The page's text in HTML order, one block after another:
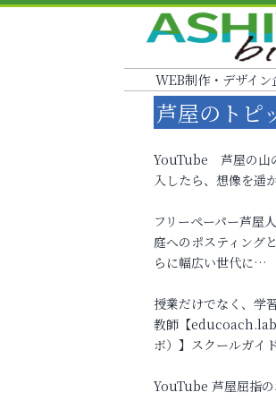
WEB制作・デザイン
芦屋のトピ
YouTube 芦屋の山
入したら、想像を遥
フリーペーパー芦屋
庭へのポスティング
らに幅広い世代に…
授業だけでなく、学
教師【
ボ）】スクールガイ
YouTube 芦屋屈指